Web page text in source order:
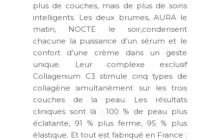
plus de couches, mais de plus de soins
intelligents. Les deux brumes, AURA le
matin, NOCTE le soir,condensent
chacune la puissance d’un sérum et le
confort d’une crème dans un geste
unique. Leur complexe exclusif
Collagenium C3 stimule cinq types de
collagène simultanément sur les trois
couches de la peau. Les résultats
cliniques sont là : 100 % de peau plus
éclatante, 91 % plus ferme, 95 % plus
élastique. Et tout est fabriqué en France :